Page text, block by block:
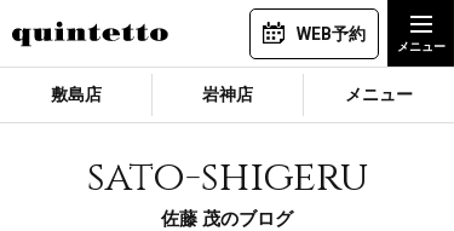
WEB予約
敷島店 岩神店 メニュー
sato-shigeru
佐藤 茂のブログ